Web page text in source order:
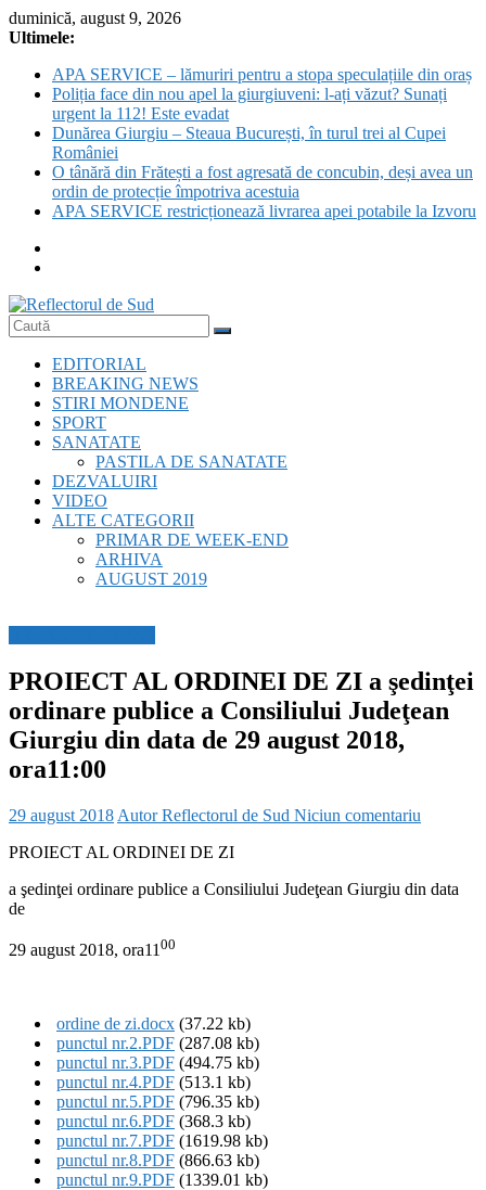
Skip
to
duminică, august 9, 2026
Ultimele:
APA SERVICE – lămuriri pentru a stopa speculațiile din oraș
Poliția face din nou apel la giurgiuveni: l-ați văzut? Sunați
urgent la 112! Este evadat
Dunărea Giurgiu – Steaua București, în turul trei al Cupei
României
O tânără din Frătești a fost agresată de concubin, deși avea un
ordin de protecție împotriva acestuia
APA SERVICE restricționează livrarea apei potabile la Izvoru
Reflectorul
Sud
EDITORIAL
BREAKING NEWS
STIRI MONDENE
SPORT
SANATATE
PASTILA DE SANATATE
DEZVALUIRI
VIDEO
ALTE CATEGORII
PRIMAR DE WEEK-END
ARHIVA
AUGUST 2019
PROIECT AL ORDINEI DE ZI a şedinţei
ordinare publice a Consiliului Judeţean
Giurgiu din data de 29 august 2018,
ora11:00
29 august 2018 Autor Reflectorul de Sud Niciun comentariu
PROIECT AL ORDINEI DE ZI
a şedinţei ordinare publice a Consiliului Judeţean Giurgiu din data
de
29 august 2018, ora11 00
ordine de zi.docx (37.22 kb)
punctul nr.2.PDF (287.08 kb)
punctul nr.3.PDF (494.75 kb)
punctul nr.4.PDF (513.1 kb)
punctul nr.5.PDF (796.35 kb)
punctul nr.6.PDF (368.3 kb)
punctul nr.7.PDF (1619.98 kb)
punctul nr.8.PDF (866.63 kb)
punctul nr.9.PDF (1339.01 kb)